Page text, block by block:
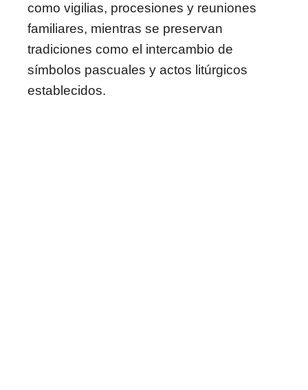
como vigilias, procesiones y reuniones
familiares, mientras se preservan
tradiciones como el intercambio de
símbolos pascuales y actos litúrgicos
establecidos.